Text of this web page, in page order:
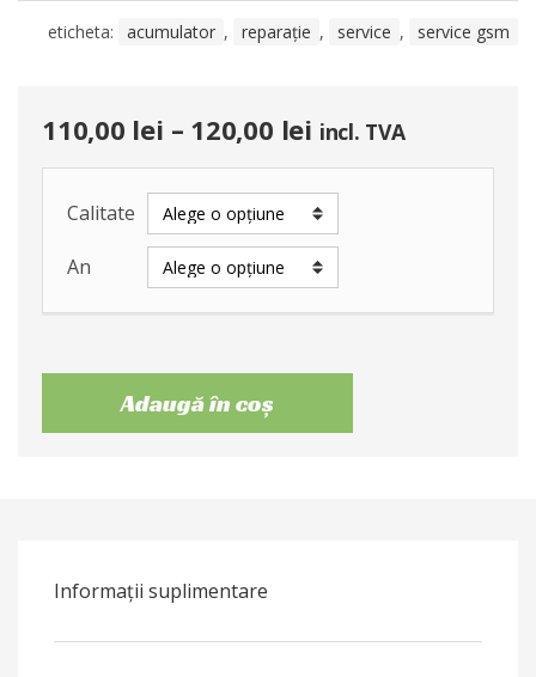
eticheta: acumulator , reparație , service , service gsm
110,00 lei – 120,00 lei incl. TVA
Calitate
An
Adaugă în coș
Informații suplimentare